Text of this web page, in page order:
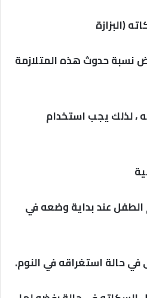
(البزازة
نسبة حدوث هذه المتلازمة
، لذلك يجب استخدام
عند بداية وضعه في
حالة استغراقه في النوم.